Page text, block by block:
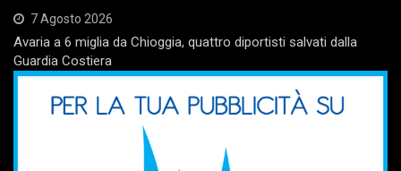
7 Agosto 2026
Avaria a 6 miglia da Chioggia, quattro diportisti salvati dalla
Guardia Costiera